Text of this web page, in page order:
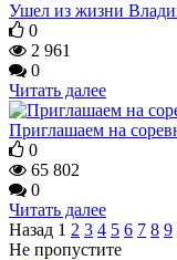
Ушел из жизни
0
2 961
0
Читать далее
Приглашаем на
0
65 802
0
Читать далее
Назад 1 2 3 4 5 6 7 8 9
Не пропустите